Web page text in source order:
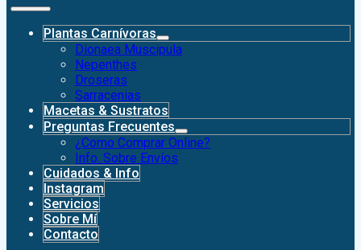
Plantas Carnívoras
Dionaea Muscipula
Nepenthes
Droseras
Sarracenias
Macetas & Sustratos
Preguntas Frecuentes
¿Como Comprar Online?
Info. Sobre Envíos
Cuidados & Info
Instagram
Servicios
Sobre Mí
Contacto